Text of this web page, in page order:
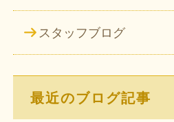
スタッフブログ
最近のブログ記事